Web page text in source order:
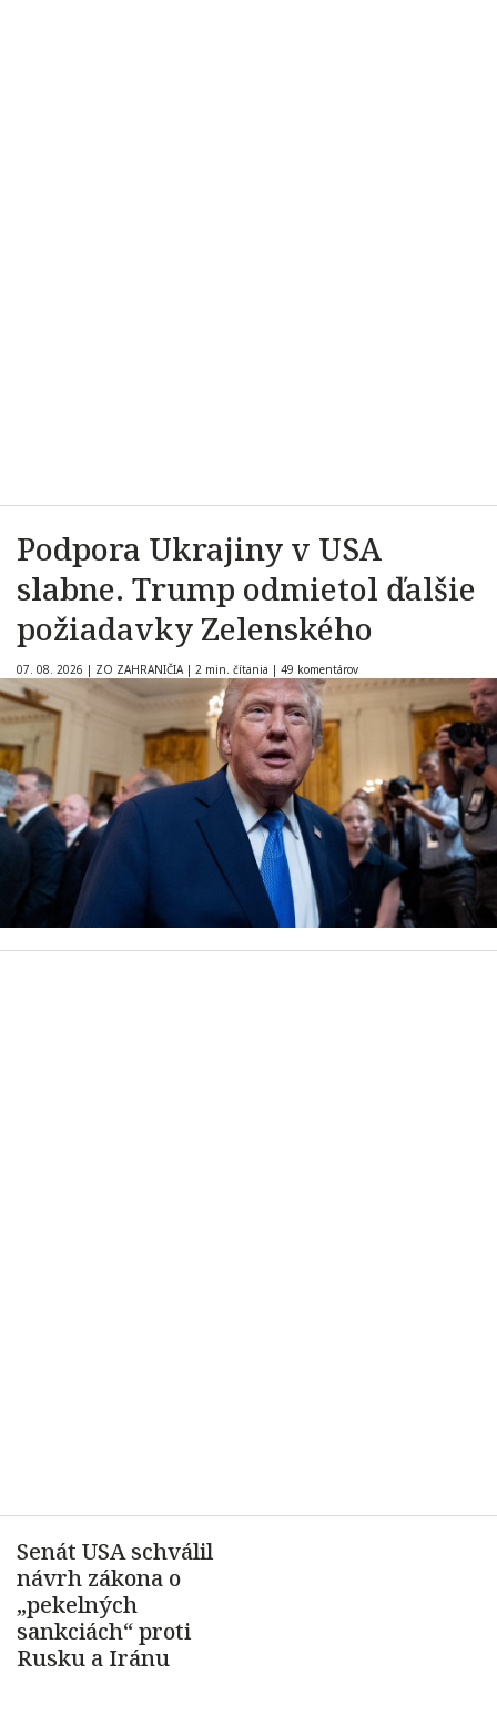
Podpora Ukrajiny v USA
slabne. Trump odmietol ďalšie
požiadavky Zelenského
07. 08. 2026 | ZO ZAHRANIČIA | 2 min. čítania | 49 komentárov
Senát USA schválil
návrh zákona o
„pekelných
sankciách“ proti
Rusku a Iránu